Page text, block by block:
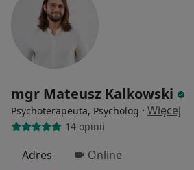
mgr Mateusz Kalkowski
Psychoterapeuta, Psycholog · Więcej
14 opinii
Adres Online